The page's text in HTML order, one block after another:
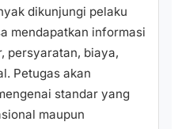
dikunjungi pelaku
mendapatkan informasi
persyaratan, biaya,
Petugas akan
standar yang
maupun